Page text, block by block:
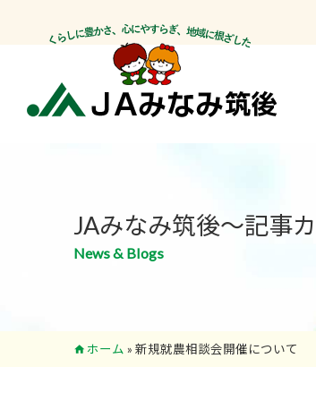
JAみなみ筑後～記事
News & Blogs
ホーム » 新規就農相談会開催について